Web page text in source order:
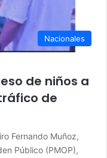
Nacionales
de niños a
de
Fernando Muñoz,
Público (PMOP),